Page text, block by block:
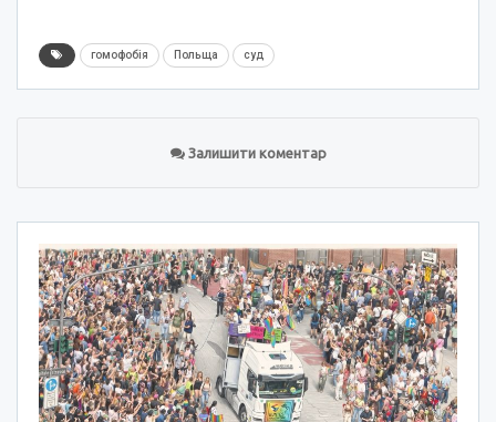
гомофобія Польща суд
Залишити коментар